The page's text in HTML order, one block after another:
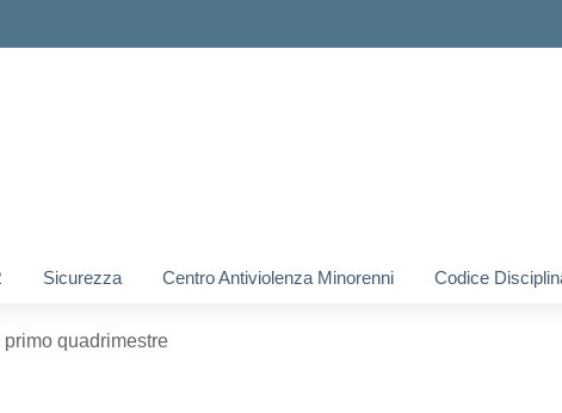
Sicurezza Centro Antiviolenza Minorenni Codice
quadrimestre